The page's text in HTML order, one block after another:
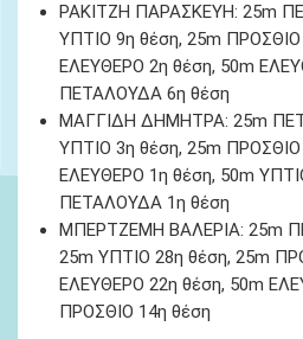
ΡΑΚΙΤΖΗ ΠΑΡΑΣΚΕΥΗ: 25m
ΥΠΤΙΟ 9η θέση, 25m ΠΡΟΣΘΙΟ
ΕΛΕΥΘΕΡΟ 2η θέση, 50m
ΠΕΤΑΛΟΥΔΑ 6η θέση
ΜΑΓΓΙΔΗ ΔΗΜΗΤΡΑ: 25m
ΥΠΤΙΟ 3η θέση, 25m
ΕΛΕΥΘΕΡΟ 1η θέση, 50m
ΠΕΤΑΛΟΥΔΑ 1η θέση
ΜΠΕΡΤΖΕΜΗ ΒΑΛΕΡΙΑ: 25m
25m ΥΠΤΙΟ 28η θέση, 25m
ΕΛΕΥΘΕΡΟ 22η θέση, 50m
ΠΡΟΣΘΙΟ 14η θέση